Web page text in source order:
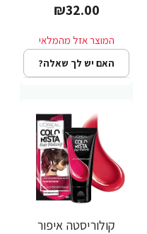
₪32.00
האם יש לך שאלה?
קולוריסטה איפור